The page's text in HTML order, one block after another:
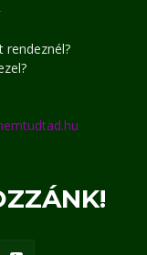
rendeznél?